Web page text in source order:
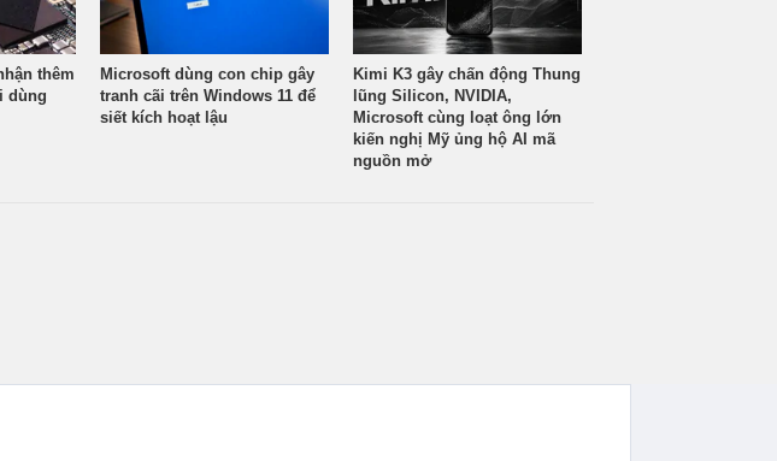
thêm
dùng
Microsoft dùng con chip gây
tranh cãi trên Windows 11 để
siết kích hoạt lậu
Kimi K3 gây chấn động Thung
lũng Silicon, NVIDIA,
Microsoft cùng loạt ông lớn
kiến nghị Mỹ ủng hộ AI mã
nguồn mở